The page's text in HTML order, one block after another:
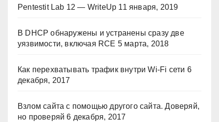
Pentestit Lab 12 — WriteUp 11 января, 2019
В DHCP обнаружены и устранены сразу две
уязвимости, включая RCE 5 марта, 2018
Как перехватывать трафик внутри Wi-Fi сети 6
декабря, 2017
Взлом сайта с помощью другого сайта. Доверяй,
но проверяй 6 декабря, 2017